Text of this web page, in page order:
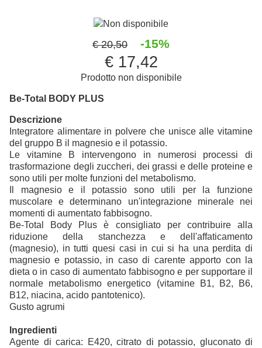
Non disponibile
€ 20,50 -15%
€ 17,42
Prodotto non disponibile
Be-Total BODY PLUS
Descrizione
Integratore alimentare in polvere che unisce alle vitamine
del gruppo B il magnesio e il potassio.
Le vitamine B intervengono in numerosi processi di
trasformazione degli zuccheri, dei grassi e delle proteine e
sono utili per molte funzioni del metabolismo.
Il magnesio e il potassio sono utili per la funzione
muscolare e determinano un'integrazione minerale nei
momenti di aumentato fabbisogno.
Be-Total Body Plus è consigliato per contribuire alla
riduzione della stanchezza e dell'affaticamento
(magnesio), in tutti quesi casi in cui si ha una perdita di
magnesio e potassio, in caso di carente apporto con la
dieta o in caso di aumentato fabbisogno e per supportare il
normale metabolismo energetico (vitamine B1, B2, B6,
B12, niacina, acido pantotenico).
Gusto agrumi
Ingredienti
Agente di carica: E420, citrato di potassio, gluconato di